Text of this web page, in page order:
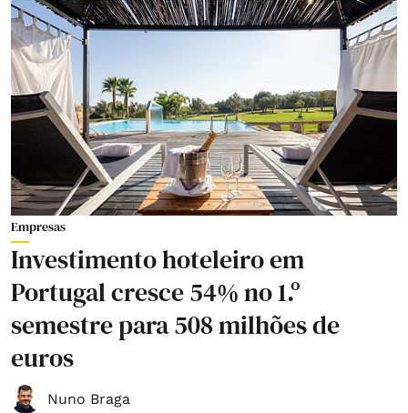
Empresas
Investimento hoteleiro em
Portugal cresce 54% no 1.º
semestre para 508 milhões de
euros
Nuno Braga